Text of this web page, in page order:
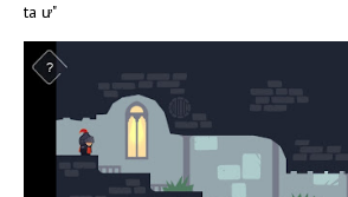
ta ư"